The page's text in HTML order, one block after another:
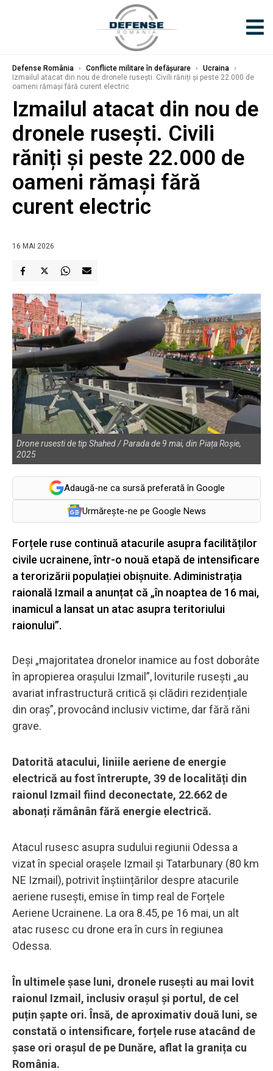
Defense România › Conflicte militare în defășurare › Ucraina ›
Izmailul atacat din nou de dronele rusești. Civili răniți și peste 22.000 de
oameni rămași fără curent electric
Izmailul atacat din nou de
dronele rusești. Civili
răniți și peste 22.000 de
oameni rămași fără
curent electric
16 MAI 2026
Drone rusesti de tip Shahed / Parada de 9 mai, din Piața Roșie,
2025
Adaugă-ne ca sursă preferată în Google
Urmărește-ne pe Google News
Forțele ruse continuă atacurile asupra facilităților
civile ucrainene, într-o nouă etapă de intensificare
a terorizării populației obișnuite. Adiministrația
raională Izmail a anunțat că „în noaptea de 16 mai,
inamicul a lansat un atac asupra teritoriului
raionului”.
Deși „majoritatea dronelor inamice au fost doborâte
în apropierea orașului Izmail”, loviturile rusești „au
avariat infrastructură critică și clădiri rezidențiale
din oraș”, provocând inclusiv victime, dar fără răni
grave.
Datorită atacului, liniile aeriene de energie
electrică au fost întrerupte, 39 de localități din
raionul Izmail fiind deconectate, 22.662 de
abonați rămânân fără energie electrică.
Atacul rusesc asupra sudului regiunii Odessa a
vizat în special orașele Izmail și Tatarbunary (80 km
NE Izmail), potrivit înștiințărilor despre atacurile
aeriene rusești, emise în timp real de Forțele
Aeriene Ucrainene. La ora 8.45, pe 16 mai, un alt
atac rusesc cu drone era în curs în regiunea
Odessa.
În ultimele șase luni, dronele rusești au mai lovit
raionul Izmail, inclusiv orașul și portul, de cel
puțin șapte ori. Însă, de aproximativ două luni, se
constată o intensificare, forțele ruse atacând de
șase ori orașul de pe Dunăre, aflat la granița cu
România.